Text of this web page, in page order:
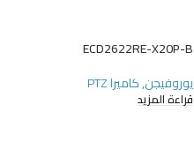
ECD2622RE-X20P-B
يوروفيجن,كاميرا PTZ
قراءة المزيد